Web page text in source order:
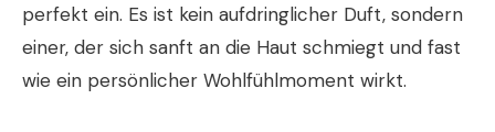
perfekt ein. Es ist kein aufdringlicher Duft, sondern
einer, der sich sanft an die Haut schmiegt und fast
wie ein persönlicher Wohlfühlmoment wirkt.